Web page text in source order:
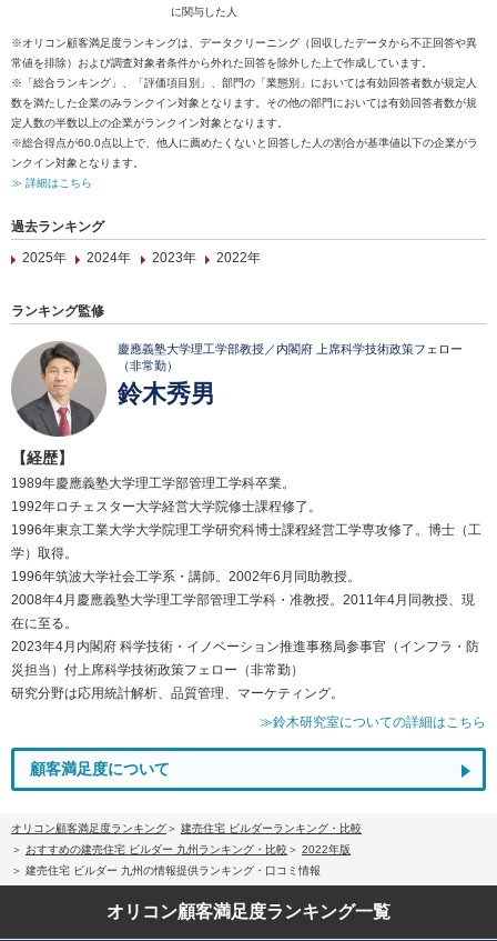
に関与した人
※オリコン顧客満足度ランキングは、データクリーニング（回収したデータから不正回答や異
常値を排除）および調査対象者条件から外れた回答を除外した上で作成しています。
※「総合ランキング」、「評価項目別」、部門の「業態別」においては有効回答者数が規定人
数を満たした企業のみランクイン対象となります。その他の部門においては有効回答者数が規
定人数の半数以上の企業がランクイン対象となります。
※総合得点が60.0点以上で、他人に薦めたくないと回答した人の割合が基準値以下の企業がラ
ンクイン対象となります。
≫ 詳細はこちら
過去ランキング
2025年
2024年 2023年 2022年
ランキング監修
慶應義塾大学理工学部教授／内閣府 上席科学技術政策フェロー
（非常勤）
鈴木秀男
【経歴】
1989年慶應義塾大学理工学部管理工学科卒業。
1992年ロチェスター大学経営大学院修士課程修了。
1996年東京工業大学大学院理工学研究科博士課程経営工学専攻修了。博士（工
学）取得。
1996年筑波大学社会工学系・講師。2002年6月同助教授。
2008年4月慶應義塾大学理工学部管理工学科・准教授。2011年4月同教授、現
在に至る。
2023年4月内閣府 科学技術・イノベーション推進事務局参事官（インフラ・防
災担当）付上席科学技術政策フェロー（非常勤）
研究分野は応用統計解析、品質管理、マーケティング。
≫鈴木研究室についての詳細はこちら
顧客満足度について
オリコン顧客満足度ランキング
建売住宅 ビルダーランキング・比較
おすすめの建売住宅 ビルダー 九州ランキング・比較
2022年版
建売住宅 ビルダー 九州の情報提供ランキング・口コミ情報
オリコン顧客満足度ランキング一覧